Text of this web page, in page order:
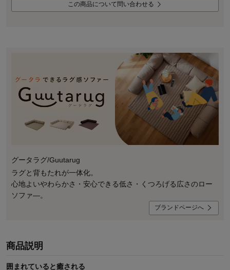
この商品について問い合わせる
グータラグ/Guutarug
ラグと背もたれが一体化。
心地よいやわらかさ・安心できる低さ・くつろげる広さのロー
ソファ―。
ブランドページへ
商品説明
囲まれていると癒される